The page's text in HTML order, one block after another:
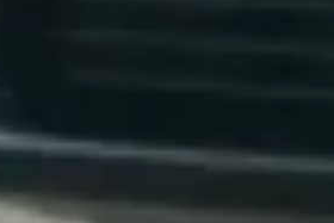
rummelige og støjsvage kabine i
skaber en behagelig atmosfære
til både afslapning og nærvær